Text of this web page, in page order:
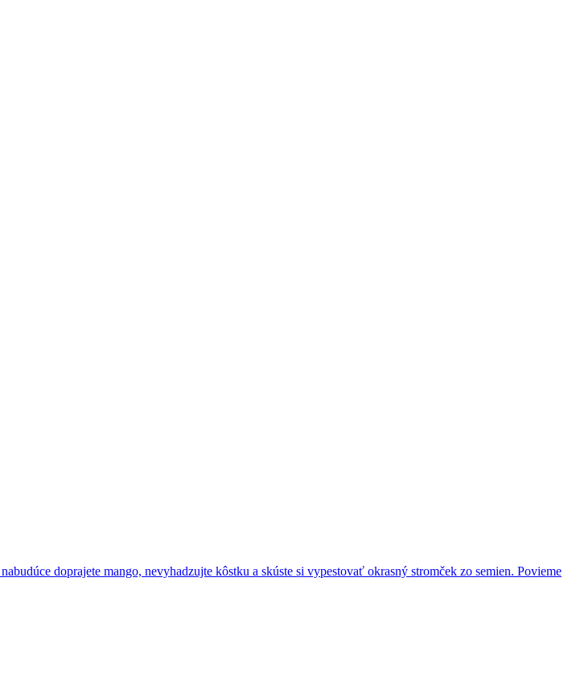
doprajete mango, nevyhadzujte kôstku a skúste si vypestovať okrasný stromček zo semien. Povieme